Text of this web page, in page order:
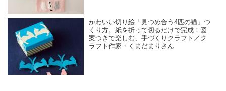
かわいい切り絵「見つめ合う4匹の猫」つ
くり方。紙を折って切るだけで完成！図
案つきで楽しむ、手づくりクラフト／ク
ラフト作家・くまだまりさん